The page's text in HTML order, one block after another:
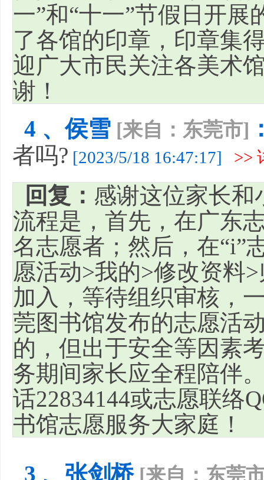
一”和“十一”节假日开
了各馆的印章，印章集
迎广大市民关注各美术
谢！
4 、侯雪 [来自：东莞市]
者吗? [2023/5/18 16:47:17] >>
回复： 感谢这位家长和
流程是，首先，在广东
名志愿者；然后，在“i”
愿活动>我的>修改资料
加入，等待组织审核，
莞图书馆发布的志愿活
的，但出于安全等因素
务期间家长应全程陪伴
话22834144或志愿联络
书馆志愿服务大家庭！
3 、张剑桥[来自：东莞